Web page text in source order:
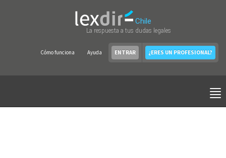
Chile
La respuesta a tus dudas legales
Cómo funciona Ayuda ENTRAR ¿ERES UN PROFESIONAL?